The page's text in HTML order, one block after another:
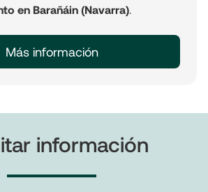
en Barañáin (Navarra).
Más información
información